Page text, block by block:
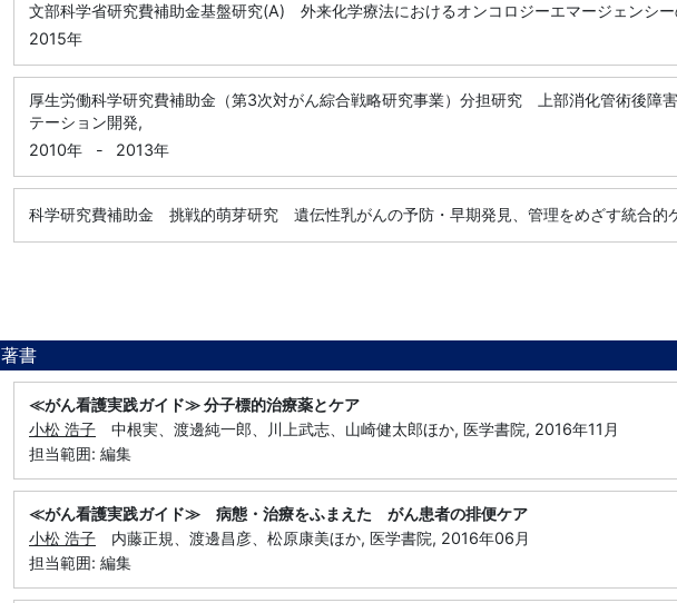
文部科学省研究費補助金基盤研究(A) 外来化学療法におけるオンコロジーエマージェンシ
2015年
厚生労働科学研究費補助金（第3次対がん綜合戦略研究事業）分担研究 上部消化管術後障
テーション開発,
2010年
- 2013年
科学研究費補助金 挑戦的萌芽研究 遺伝性乳がんの予防・早期発見、管理をめざす統合的
著書
≪がん看護実践ガイド≫ 分子標的治療薬とケア
小松 浩子 中根実、渡邊純一郎、川上武志、山崎健太郎ほか, 医学書院, 2016年11月
担当範囲: 編集
≪がん看護実践ガイド≫ 病態・治療をふまえた がん患者の排便ケア
小松 浩子 内藤正規、渡邊昌彦、松原康美ほか, 医学書院, 2016年06月
担当範囲: 編集